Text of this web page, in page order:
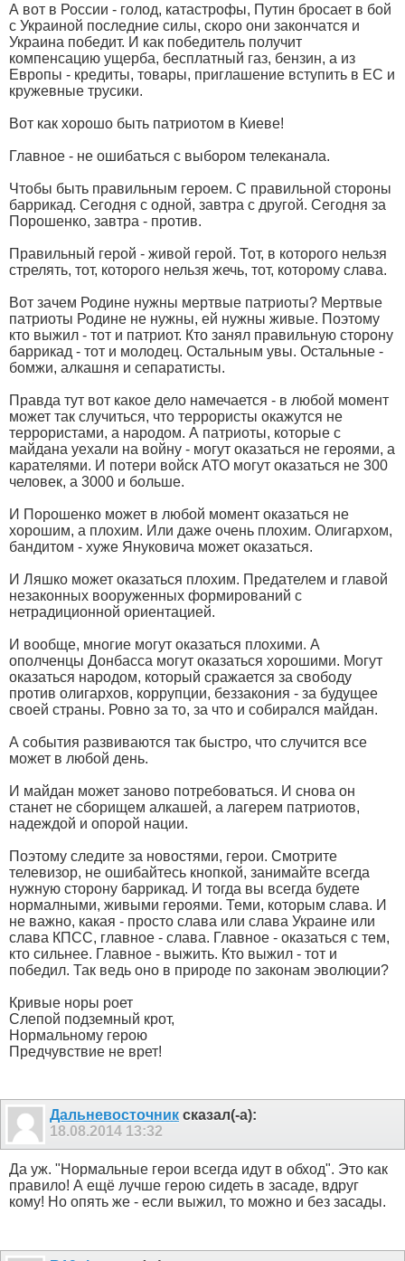
А вот в России - голод, катастрофы, Путин бросает в бой
с Украиной последние силы, скоро они закончатся и
Украина победит. И как победитель получит
компенсацию ущерба, бесплатный газ, бензин, а из
Европы - кредиты, товары, приглашение вступить в ЕС и
кружевные трусики.
Вот как хорошо быть патриотом в Киеве!
Главное - не ошибаться с выбором телеканала.
Чтобы быть правильным героем. С правильной стороны
баррикад. Сегодня с одной, завтра с другой. Сегодня за
Порошенко, завтра - против.
Правильный герой - живой герой. Тот, в которого нельзя
стрелять, тот, которого нельзя жечь, тот, которому слава.
Вот зачем Родине нужны мертвые патриоты? Мертвые
патриоты Родине не нужны, ей нужны живые. Поэтому
кто выжил - тот и патриот. Кто занял правильную сторону
баррикад - тот и молодец. Остальным увы. Остальные -
бомжи, алкашня и сепаратисты.
Правда тут вот какое дело намечается - в любой момент
может так случиться, что террористы окажутся не
террористами, а народом. А патриоты, которые с
майдана уехали на войну - могут оказаться не героями, а
карателями. И потери войск АТО могут оказаться не 300
человек, а 3000 и больше.
И Порошенко может в любой момент оказаться не
хорошим, а плохим. Или даже очень плохим. Олигархом,
бандитом - хуже Януковича может оказаться.
И Ляшко может оказаться плохим. Предателем и главой
незаконных вооруженных формирований с
нетрадиционной ориентацией.
И вообще, многие могут оказаться плохими. А
ополченцы Донбасса могут оказаться хорошими. Могут
оказаться народом, который сражается за свободу
против олигархов, коррупции, беззакония - за будущее
своей страны. Ровно за то, за что и собирался майдан.
А события развиваются так быстро, что случится все
может в любой день.
И майдан может заново потребоваться. И снова он
станет не сборищем алкашей, а лагерем патриотов,
надеждой и опорой нации.
Поэтому следите за новостями, герои. Смотрите
телевизор, не ошибайтесь кнопкой, занимайте всегда
нужную сторону баррикад. И тогда вы всегда будете
нормалными, живыми героями. Теми, которым слава. И
не важно, какая - просто слава или слава Украине или
слава КПСС, главное - слава. Главное - оказаться с тем,
кто сильнее. Главное - выжить. Кто выжил - тот и
победил. Так ведь оно в природе по законам эволюции?
Кривые норы роет
Слепой подземный крот,
Нормальному герою
Предчувствие не врет!
Дальневосточник сказал(-а):
18.08.2014 13:32
Да уж. "Нормальные герои всегда идут в обход". Это как
правило! А ещё лучше герою сидеть в засаде, вдруг
кому! Но опять же - если выжил, то можно и без засады.